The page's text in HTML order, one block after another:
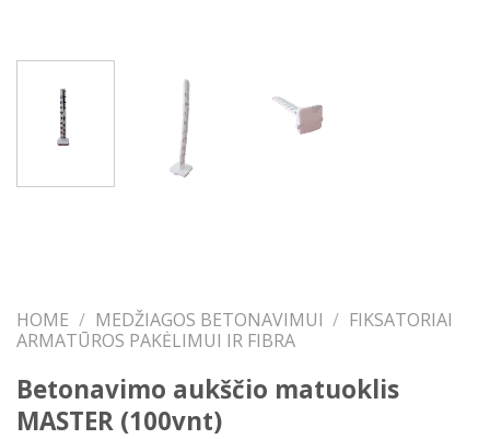
HOME / MEDŽIAGOS BETONAVIMUI / FIKSATORIAI
ARMATŪROS PAKĖLIMUI IR FIBRA
Betonavimo aukščio matuoklis
MASTER (100vnt)